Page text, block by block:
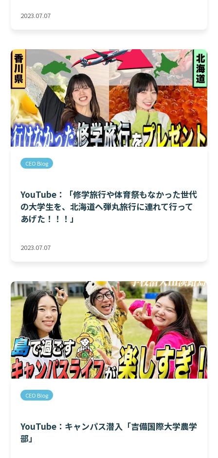
2023.07.07
CEO Blog
YouTube：「修学旅行や体育祭もなかった世代
の大学生を、北海道へ弾丸旅行に連れて行って
あげた！！！」
2023.07.07
CEO Blog
YouTube：キャンパス潜入「吉備国際大学農学
部」